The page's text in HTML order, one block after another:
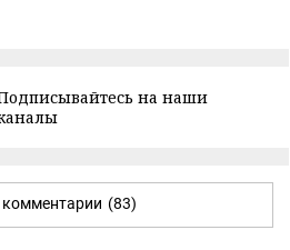
на наши
комментарии (83)